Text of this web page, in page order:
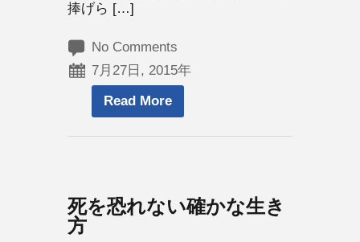
捧げら […]
No Comments
7月27日, 2015年
Read More
死を恐れない確かな生き
方